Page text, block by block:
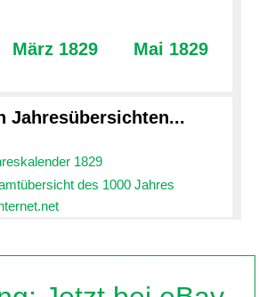
März 1829 Mai 1829
Jahresübersichten...
1829
des 1000 Jahres